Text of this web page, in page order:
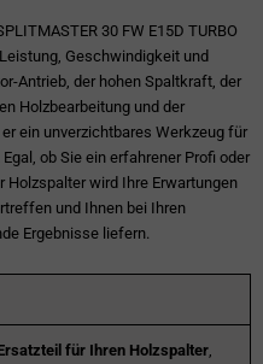
30 FW E15D TURBO
Geschwindigkeit und
Antrieb, der hohen Spaltkraft, der
Holzbearbeitung und der
ein unverzichtbares Werkzeug für
ob Sie ein erfahrener Profi oder
wird Ihre Erwartungen
und Ihnen bei Ihren
Ergebnisse liefern.
für Ihren Holzspalter